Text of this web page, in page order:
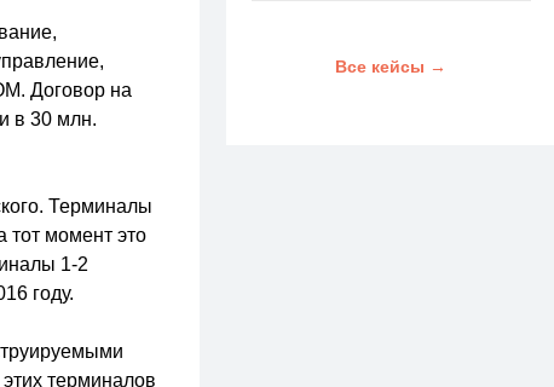
Все кейсы →
Договор на
в 30 млн.
Терминалы
тот момент это
1-2
году.
терминалов